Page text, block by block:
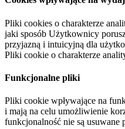
Pliki cookies o charakterze
jaki sposób Użytkownicy
przyjazną i intuicyjną dla
Pliki cookie o charakterze
Funkcjonalne pliki
Pliki cookie wpływające na
i mają na celu umożliwienie
funkcjonalność nie są